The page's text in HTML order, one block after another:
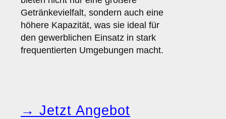
Getränkevielfalt, sondern auch eine
höhere Kapazität, was sie ideal für
den gewerblichen Einsatz in stark
frequentierten Umgebungen macht.
→ Jetzt Angebot